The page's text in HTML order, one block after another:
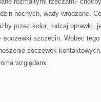
nocnych, wady wrodzone.
przez kolor, rodzaj oprawki,
soczewki szczecin. Wobec
soczewek
względami.